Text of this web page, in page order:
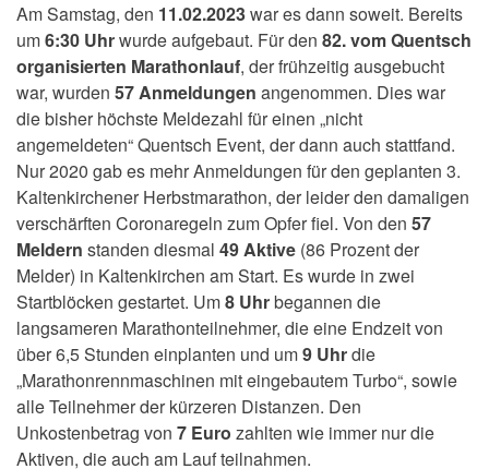
Am Samstag, den 11.02.2023war es dann soweit. Bereits
um6:30 Uhrwurde aufgebaut. Für den 82. vom Quentsch
organisierten Marathonlauf, der frühzeitig ausgebucht
war, wurden 57 Anmeldungen angenommen. Dies war
die bisher höchste Meldezahl für einen „nicht
angemeldeten“ Quentsch Event, der dann auch stattfand.
Nur 2020 gab es mehr Anmeldungen für den geplanten 3.
Kaltenkirchener Herbstmarathon, der leider den damaligen
verschärften Coronaregeln zum Opfer fiel. Von den 57
Meldern standen diesmal 49 Aktive (86 Prozent der
Melder) in Kaltenkirchen am Start. Es wurde in zwei
Startblöcken gestartet. Um8 Uhrbegannen die
langsameren Marathonteilnehmer, die eine Endzeit von
über 6,5 Stunden einplanten und um9 Uhrdie
„Marathonrennmaschinen mit eingebautem Turbo“, sowie
alle Teilnehmer der kürzeren Distanzen. Den
Unkostenbetrag von 7 Euro zahlten wie immer nur die
Aktiven, die auch am Lauf teilnahmen.